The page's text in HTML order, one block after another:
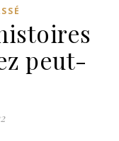
peut-